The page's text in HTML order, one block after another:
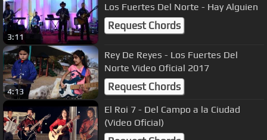
3:11
Los Fuertes Del Norte - Hay Alguien
Request Chords
4:13
Rey De Reyes - Los Fuertes Del
Norte Video Oficial 2017
Request Chords
El Roi 7 - Del Campo a la Ciudad
(Video Oficial)